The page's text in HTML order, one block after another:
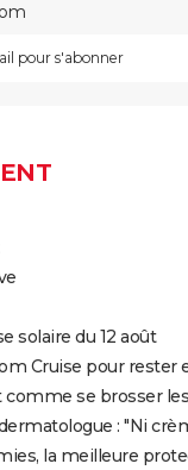
solaire du 12 août
Cruise pour rester
comme se brosser
: "Ni
la meilleure